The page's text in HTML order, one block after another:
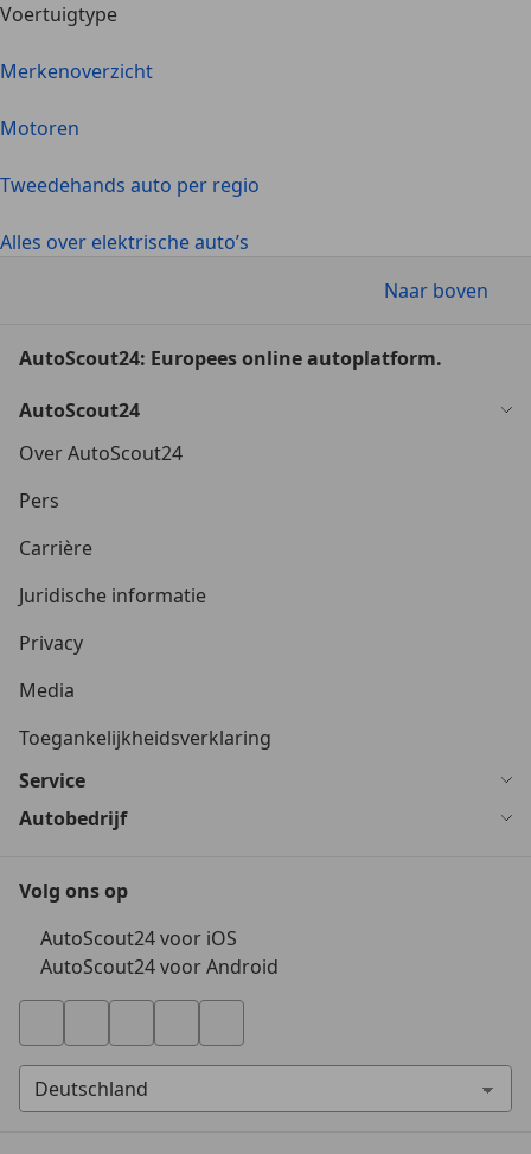
Voertuigtype
Merkenoverzicht
Motoren
Tweedehands auto per regio
Alles over elektrische auto’s
Naar boven
AutoScout24: Europees online autoplatform.
AutoScout24
Over AutoScout24
Pers
Carrière
Juridische informatie
Privacy
Media
Toegankelijkheidsverklaring
Service
Autobedrijf
Volg ons op
AutoScout24 voor iOS
AutoScout24 voor Android